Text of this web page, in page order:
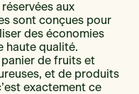
aux
sont conçues pour
des économies
haute qualité.
de fruits et
et de produits
exactement ce